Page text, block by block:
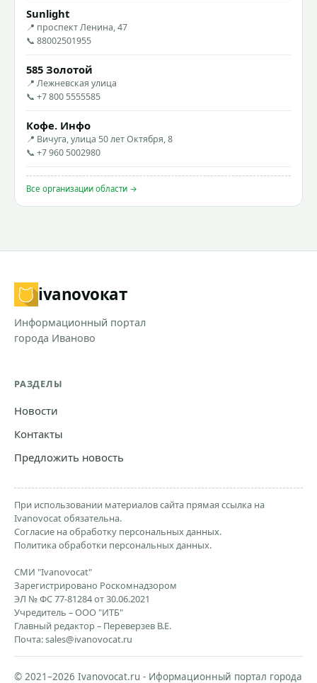
Sunlight
📍 проспект Ленина, 47
📞 88002501955
585 Золотой
📍 Лежневская улица
📞 +7 800 5555585
Кофе. Инфо
📍 Вичуга, улица 50 лет Октября, 8
📞 +7 960 5002980
Все организации области →
ivanovoкат
Информационный портал
города Иваново
РАЗДЕЛЫ
Новости
Контакты
Предложить новость
При использовании материалов сайта прямая ссылка на
Ivanovocat обязательна.
Согласие на обработку персональных данных.
Политика обработки персональных данных.
СМИ "Ivanovocat"
Зарегистрировано Роскомнадзором
ЭЛ № ФС 77-81284 от 30.06.2021
Учредитель – ООО "ИТБ"
Главный редактор – Переверзев В.Е.
Почта:sales@ivanovocat.ru
© 2021–2026 Ivanovocat.ru - Иформационный портал города